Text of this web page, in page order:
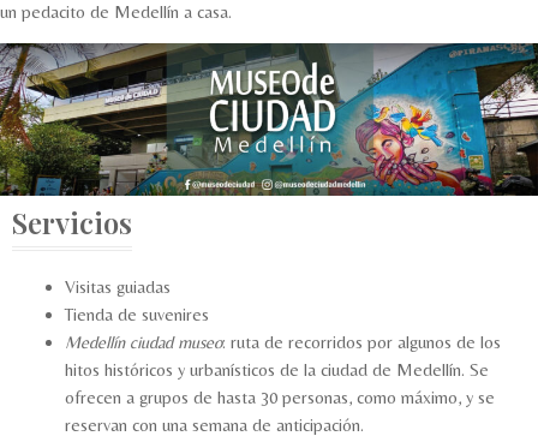
un pedacito de Medellín a casa.
Servicios
Visitas guiadas
Tienda de suvenires
Medellín ciudad museo: ruta de recorridos por algunos de los
hitos históricos y urbanísticos de la ciudad de Medellín. Se
ofrecen a grupos de hasta 30 personas, como máximo, y se
reservan con una semana de anticipación.